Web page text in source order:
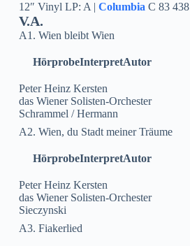
12″ Vinyl LP: A | Columbia C 83 438
V.A.
A1. Wien bleibt Wien
HörprobeInterpretAutor
Peter Heinz Kersten
das Wiener Solisten-Orchester
Schrammel / Hermann
A2. Wien, du Stadt meiner Träume
HörprobeInterpretAutor
Peter Heinz Kersten
das Wiener Solisten-Orchester
Sieczynski
A3. Fiakerlied